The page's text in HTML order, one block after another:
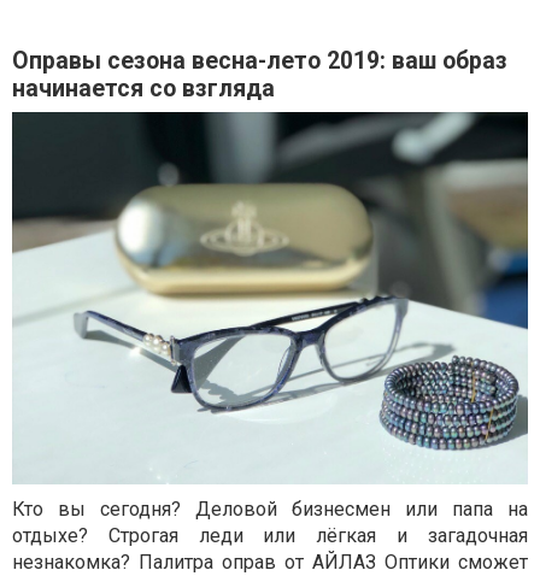
Оправы сезона весна-лето 2019: ваш образ
начинается со взгляда
Кто вы сегодня? Деловой бизнесмен или папа на
отдыхе? Строгая леди или лёгкая и загадочная
незнакомка? Палитра оправ от АЙЛАЗ Оптики сможет